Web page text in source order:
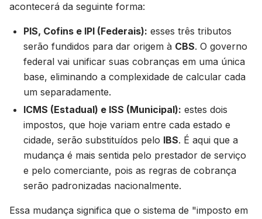
acontecerá da seguinte forma:
PIS, Cofins e IPI (Federais): esses três tributos
serão fundidos para dar origem à CBS. O governo
federal vai unificar suas cobranças em uma única
base, eliminando a complexidade de calcular cada
um separadamente.
ICMS (Estadual) e ISS (Municipal): estes dois
impostos, que hoje variam entre cada estado e
cidade, serão substituídos pelo IBS. É aqui que a
mudança é mais sentida pelo prestador de serviço
e pelo comerciante, pois as regras de cobrança
serão padronizadas nacionalmente.
Essa mudança significa que o sistema de "imposto em